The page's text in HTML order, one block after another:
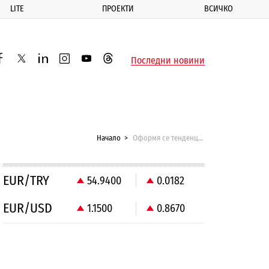
LITE ПРОЕКТИ ВСИЧКО
twitterlinkedininstagram
youtubethreadsПоследни новини
Начало Оформя се тенденция еврото да е най-слабата валута
EUR/TRY 54.9400 0.0182
EUR/USD 1.1500 0.8670